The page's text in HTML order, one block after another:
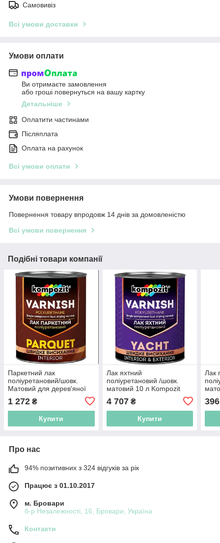
Самовивіз
Всі умови доставки
Умови оплати
Ви отримаєте замовлення
або гроші повернуться на вашу картку
Детальніше
Оплатити частинами
Післяплата
Оплата на рахунок
Всі умови оплати
Умови повернення
Повернення товару впродовж 14 днів за домовленістю
Всі умови повернення
Подібні товари компанії
Паркетний лак
поліуретановий/шовк.
Матовий для дерев'яної
Kompozit
1 272 ₴
Купити
Лак яхтний
поліуретановий /шовк.
матовий 10 л Kompozit
4 707₴
Купити
Лак
396
Про нас
94% позитивних з 324 відгуків за рік
Працює з 01.10.2017
м. Бровари
б-р Незалежності, 16, Бровари, Україна
Контакти